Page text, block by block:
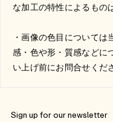
な加工の特性によるもの
・画像の色目について
感・色や形・質感などに
い上げ前にお問合せくだ
Sign up for our newsletter